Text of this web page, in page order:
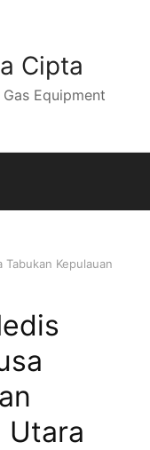
Cipta
Equipment
Kepulauan
Utara